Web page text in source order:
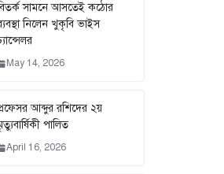
সামনে আসতেই কঠোর
নিলেন খুকৃবি ভাইস
May 14, 2026
আব্দুর রশিদের ২য়
পালিত
April 16, 2026